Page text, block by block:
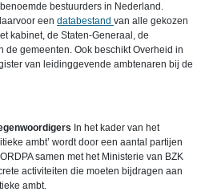
bestuurders in Nederland.
een databestand van alle gekozen
kabinet, de Staten-Generaal, de
de gemeenten. Ook beschikt Overheid in
van leidinggevende ambtenaren bij de
In het kader van het
ambt’ wordt door een aantal partijen
samen met het Ministerie van BZK
activiteiten die moeten bijdragen aan
ambt.